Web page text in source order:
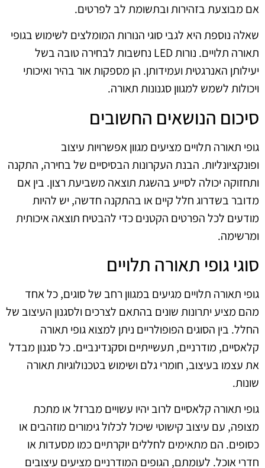
אם מבוצעת בזהירות ובתשומת לב לפרטים.
שאלה נוספת היא לגבי סוגי הנורות המומלצים לשימוש בגופי
תאורה תלויים. נורות LED נחשבות לבחירה טובה בשל
יעילותן האנרגטית ועמידותן. הן מספקות אור בהיר ואיכותי
ויכולות לשמש למגוון סגנונות תאורה.
סיכום הנושאים החשובים
גופי תאורה תלויים מציעים מגוון אפשרויות עיצוב
ופונקציונליות. הבנת העקרונות הבסיסיים של בחירה, התקנה
ותחזוקה יכולה לסייע בהשגת תוצאה משביעת רצון. בין אם
מדובר בשדרוג חלל קיים או בהתקנה חדשה, יש להיות
מודעים לכל הפרטים הקטנים כדי להבטיח תוצאה איכותית
ומרשימה.
סוגי גופי תאורה תלויים
גופי תאורה תלויים מגיעים במגוון רחב של סוגים, כל אחד
מהם מציע יתרונות שונים בהתאם לצרכים ולסגנון העיצוב של
החלל. בין הסוגים הפופולריים ניתן למצוא גופי תאורה
קלאסיים, מודרניים, תעשייתיים וסקנדינביים. כל סגנון מבדל
את עצמו בעיצוב, חומרי גלם ושימוש בטכנולוגיות תאורה
שונות.
גופי תאורה קלאסיים לרוב יהיו עשויים מברזל או מתכת
מצופה, עם עיצוב קישוטי שיכול לכלול גימורים מוזהבים או
כסופים. הם מתאימים לחללים יוקרתיים כמו מסעדות או
חדרי אוכל. לעומתם, הגופים המודרניים מציעים עיצובים